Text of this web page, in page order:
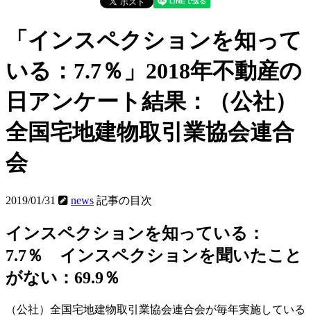
「インスペクションを知って
いる：7.7％」2018年不動産の
日アンケート結果：（公社）
全国宅地建物取引業協会連合
会
2019/01/31 news 記事の目次
インスペクションを知っている：
7.7％ インスペクションを聞いたこと
がない：69.9％
（公社）全国宅地建物取引業協会連合会が毎年実施している